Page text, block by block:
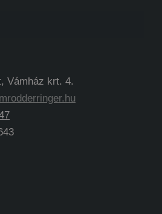
Vámház krt. 4.